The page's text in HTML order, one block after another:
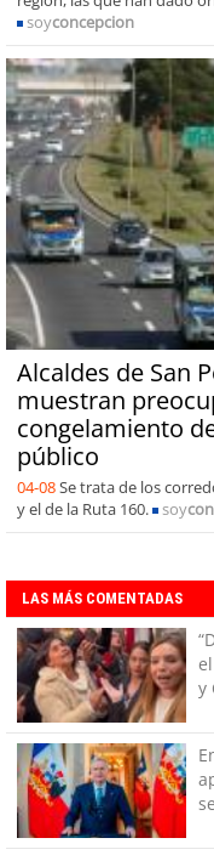
soyconcepcion
Alcaldes de San
muestran
congelamiento
público
04-08Se trata de los
y el de la Ruta 160.
soy
LAS MÁS COMENTADAS
y